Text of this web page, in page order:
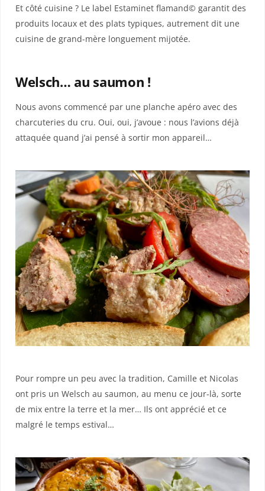
Et côté cuisine ? Le label Estaminet flamand© garantit des
produits locaux et des plats typiques, autrement dit une
cuisine de grand-mère longuement mijotée.
Welsch… au saumon !
Nous avons commencé par une planche apéro avec des
charcuteries du cru. Oui, oui, j’avoue : nous l’avions déjà
attaquée quand j’ai pensé à sortir mon appareil…
Pour rompre un peu avec la tradition, Camille et Nicolas
ont pris un Welsch au saumon, au menu ce jour-là, sorte
de mix entre la terre et la mer… Ils ont apprécié et ce
malgré le temps estival…